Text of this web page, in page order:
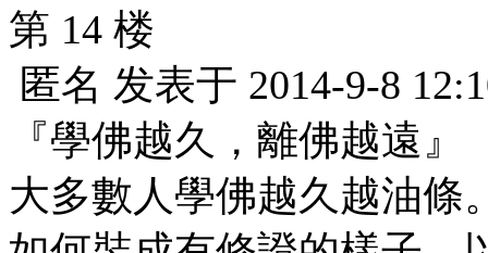
第 14 楼
匿名 发表于 2014-9-8
『學佛越久，離佛越遠』
大多數人學佛越久越油條